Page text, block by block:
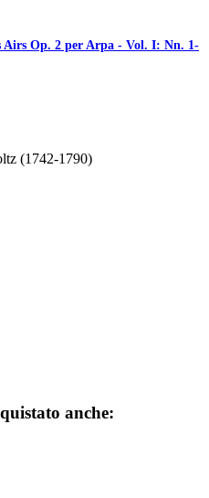
Airs Op. 2 per Arpa - Vol. I: Nn. 1-
(1742-1790)
anche: